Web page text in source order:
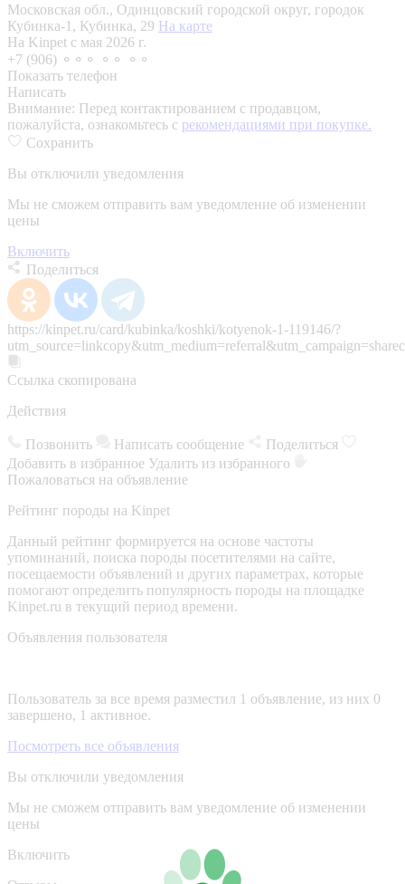
Московская обл., Одинцовский городской округ, городок
Кубинка-1, Кубинка, 29 На карте
На Kinpet c мая 2026 г.
+7 (906) ⚬⚬⚬ ⚬⚬ ⚬⚬
Показать телефон
Написать
Внимание: Перед контактированием с продавцом,
пожалуйста, ознакомьтесь с рекомендациями при покупке.
Сохранить
Вы отключили уведомления
Мы не сможем отправить вам уведомление об изменении
цены
Включить
Поделиться
https://kinpet.ru/card/kubinka/koshki/kotyenok-1-119146/?
Ссылка скопирована
Действия
Позвонить Написать сообщение
Поделиться
Добавить в избранное Удалить из избранного
Пожаловаться на объявление
Рейтинг породы на Kinpet
Данный рейтинг формируется на основе частоты
упоминаний, поиска породы посетителями на сайте,
посещаемости объявлений и других параметрах, которые
помогают определить популярность породы на площадке
Kinpet.ru в текущий период времени.
Объявления пользователя
Пользователь за все время разместил 1 объявление, из них 0
завершено, 1 активное.
Посмотреть все объявления
Вы отключили уведомления
Мы не сможем отправить вам уведомление об изменении
цены
Включить